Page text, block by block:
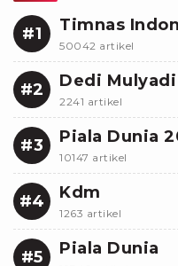
#1 Timnas
50042 artikel
#2 Dedi Mulyadi
2241 artikel
#3 Piala Dunia
10147 artikel
#4 Kdm
1263 artikel
#5 Piala Dunia